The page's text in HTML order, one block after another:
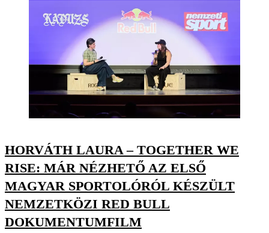
HORVÁTH LAURA – TOGETHER WE
RISE: MÁR NÉZHETŐ AZ ELSŐ
MAGYAR SPORTOLÓRÓL KÉSZÜLT
NEMZETKÖZI RED BULL
DOKUMENTUMFILM